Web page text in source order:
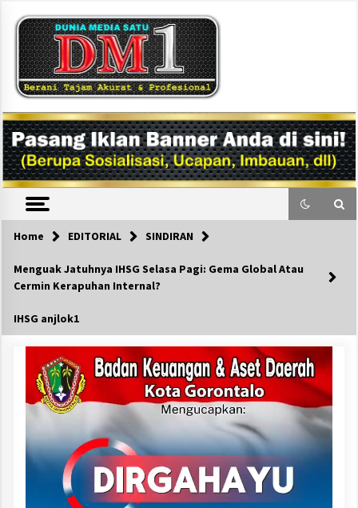
content
DM1
Home EDITORIAL SINDIRAN
Menguak Jatuhnya IHSG Selasa Pagi: Gema Global Atau
Cermin Kerapuhan Internal?
IHSG anjlok1